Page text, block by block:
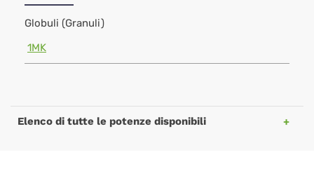
Globuli (Granuli)
1MK
Elenco di tutte le potenze disponibili